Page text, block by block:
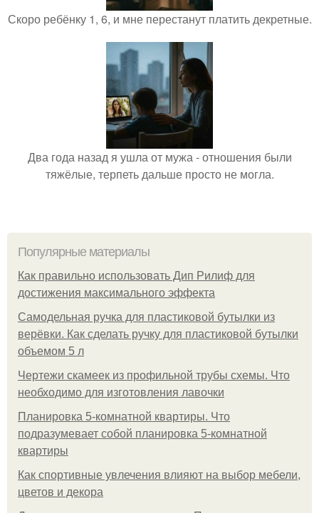
Скоро ребёнку 1, 6, и мне перестанут платить декретные.
Два года назад я ушла от мужа - отношения были
тяжёлые, терпеть дальше просто не могла.
Популярные материалы
Как правильно использовать Дип Рилиф для
достижения максимального эффекта
Самодельная ручка для пластиковой бутылки из
верёвки. Как сделать ручку для пластиковой бутылки
объемом 5 л
Чертежи скамеек из профильной трубы схемы. Что
необходимо для изготовления лавочки
Планировка 5-комнатной квартиры. Что
подразумевает собой планировка 5-комнатной
квартиры
Как спортивные увлечения влияют на выбор мебели,
цветов и декора